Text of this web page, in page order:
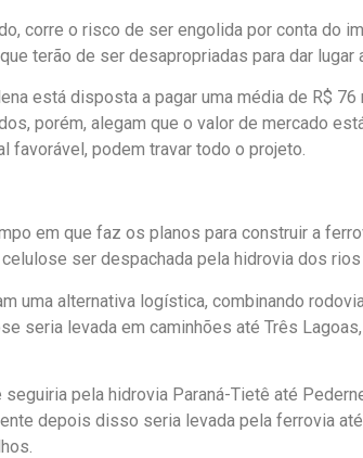
corre o risco de ser engolida por conta do
terão de ser desapropriadas para dar lugar
está disposta a pagar uma média de R$
porém, alegam que o valor de mercado
favorável, podem travar todo o projeto.
em que faz os planos para construir a
ser despachada pela hidrovia dos
uma alternativa logística, combinando
seria levada em caminhões até Três
pela hidrovia Paraná-Tietê até
depois disso seria levada pela ferrovia